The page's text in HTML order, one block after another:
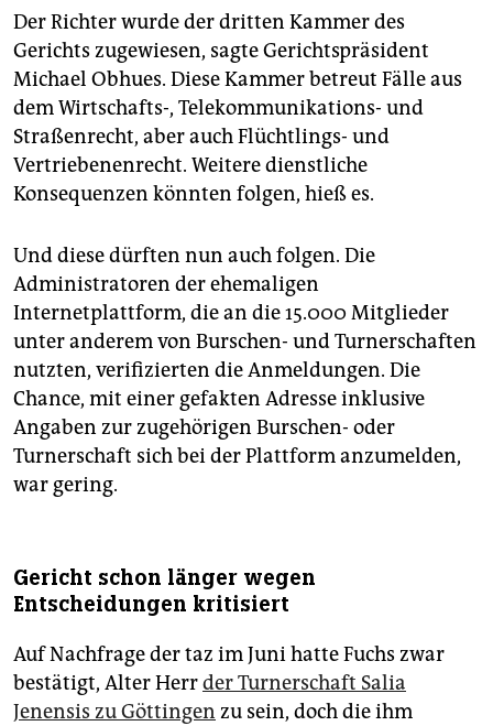
Der Richter wurde der dritten Kammer des
Gerichts zugewiesen, sagte Gerichtspräsident
Michael Obhues. Diese Kammer betreut Fälle aus
dem Wirtschafts-, Telekommunikations- und
Straßenrecht, aber auch Flüchtlings- und
Vertriebenenrecht. Weitere dienstliche
Konsequenzen könnten folgen, hieß es.
Und diese dürften nun auch folgen. Die
Administratoren der ehemaligen
Internetplattform, die an die 15.000 Mitglieder
unter anderem von Burschen- und Turnerschaften
nutzten, verifizierten die Anmeldungen. Die
Chance, mit einer gefakten Adresse inklusive
Angaben zur zugehörigen Burschen- oder
Turnerschaft sich bei der Plattform anzumelden,
war gering.
Gericht schon länger wegen
Entscheidungen kritisiert
Auf Nachfrage der taz im Juni hatte Fuchs zwar
bestätigt, Alter Herrder Turnerschaft Salia
Jenensis zu Göttingen zu sein, doch die ihm